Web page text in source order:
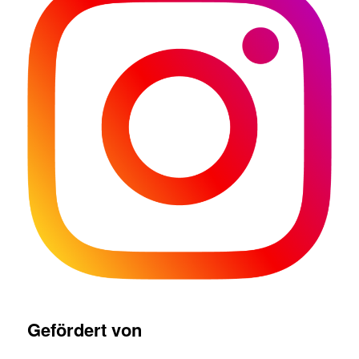
Gefördert von